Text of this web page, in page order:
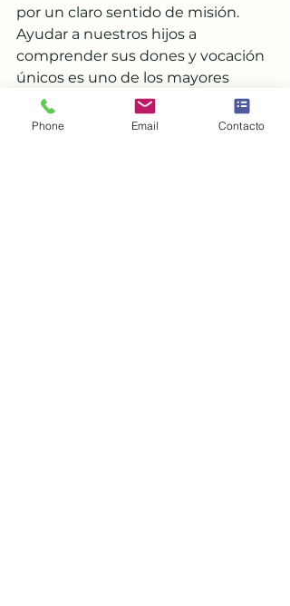
por un claro sentido de misión.
Ayudar a nuestros hijos a
comprender sus dones y vocación
únicos es uno de los mayores
regalos que podemos ofrecerles.
Phone Email Contacto